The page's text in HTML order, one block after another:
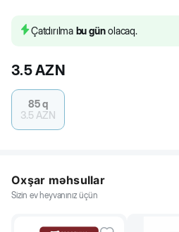
173 nəfər məhsula baxıb
Çatdırılma bu günolacaq.
3.5AZN
85 q
3.5 AZN
Oxşar məhsullar
Sizin ev heyvanınız üçün